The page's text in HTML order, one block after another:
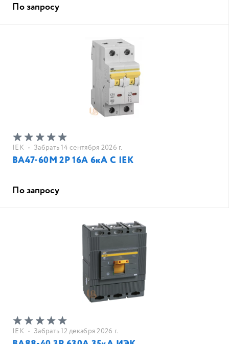
По запросу
IEK • Забрать 14 сентября 2026 г.
ВА47-60M 2Р 16А 6кА С IEK
По запросу
IEK • Забрать 12 декабря 2026 г.